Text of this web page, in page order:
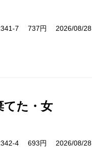
7 737円 2026/08/28
てた・女
4 693円 2026/08/28